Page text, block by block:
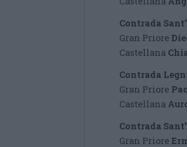
Contrada
Gran Priore
Castellana
Contrada
Gran Priore
Castellana
Contrada
Gran Priore